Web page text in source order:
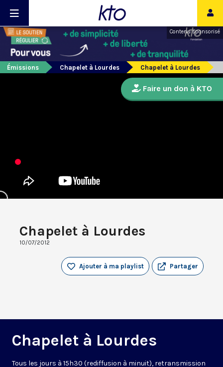
Contenu sponsorisé
Émissions Chapelet à Lourdes Chapelet à Lourdes
Chapelet à Lourdes
10/07/2012
Partager
Ajouter à ma playlist
Chapelet à Lourdes
Tous les jours à 15h30 (rediffusion à minuit), retransmission
Faire un don à KTO